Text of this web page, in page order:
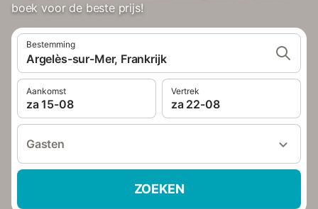
boek voor de beste prijs!
Bestemming
Argelès-sur-Mer, Frankrijk
Aankomst
za 15-08
Vertrek
za 22-08
Gasten
ZOEKEN